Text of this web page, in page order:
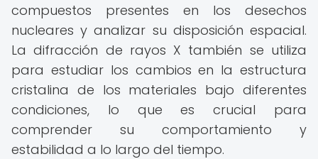
compuestos presentes en los desechos
nucleares y analizar su disposición espacial.
La difracción de rayos X también se utiliza
para estudiar los cambios en la estructura
cristalina de los materiales bajo diferentes
condiciones, lo que es crucial para
comprender su comportamiento y
estabilidad a lo largo del tiempo.